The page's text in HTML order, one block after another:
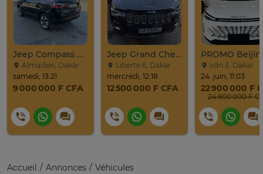
Jeep Compass SUV Noir Essence Automatique
Almadies, Dakar
samedi, 13:21
9 000 000 F CFA
Jeep Grand Cherokee Overland 2019 À Vendre
Liberte 6, Dakar
mercredi, 12:18
12 500 000 F CFA
vdn 3, Dakar
24. juin, 11:03
22 900 000 F
Accueil Annonces
Véhicules